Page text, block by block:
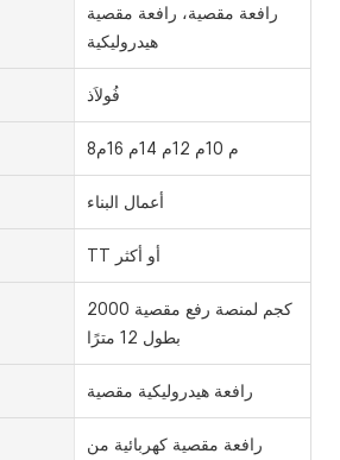
رافعة مقصية، رافعة مقصية
هيدروليكية
فُولاَذ
8م 10م 12م 14م 16م
أعمال البناء
TT أو أكثر
2000 كجم لمنصة رفع مقصية
بطول 12 مترًا
رافعة هيدروليكية مقصية
رافعة مقصية كهربائية من